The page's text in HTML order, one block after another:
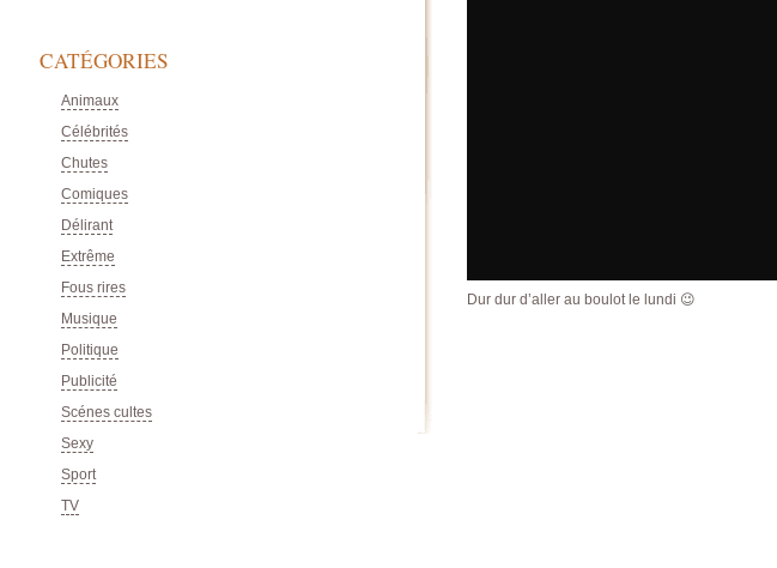
Dur dur d’aller au boulot le lundi 😉
CATÉGORIES
Animaux
Célébrités
Chutes
Comiques
Délirant
Extrême
Fous rires
Musique
Politique
Publicité
Scénes cultes
Sexy
Sport
TV